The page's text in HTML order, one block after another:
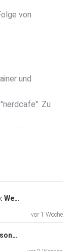
von
und
Zu
Aktion
es bei
Elementor
du dir etwas
Ikea Family vs. Dr. Oetker Backclub: Wer bindet die treueren Kunden? - #256
vor 1 Woche
Kundenbindung heißt nicht Treue, sondern Share of Wallet - #255